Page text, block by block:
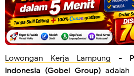
Lowongan Kerja Lampung -
Indonesia (Gobel Group) adalah